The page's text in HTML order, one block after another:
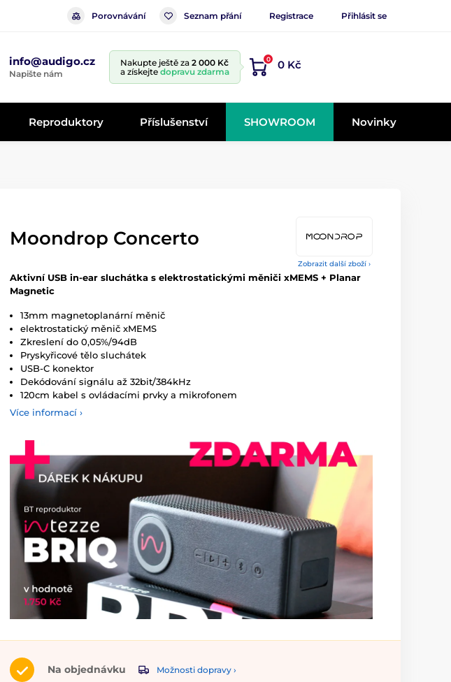
Porovnávání Seznam přání Registrace Přihlásit se
info@audigo.cz
Napište nám
Nakupte ještě za 2 000 Kč
a získejte dopravu zdarma
0 0 Kč
Reproduktory Příslušenství SHOWROOM Novinky
Zobrazit další zboží ›
Moondrop Concerto
Aktivní USB in-ear sluchátka s elektrostatickými měniči xMEMS + Planar
Magnetic
13mm magnetoplanární měnič
elektrostatický měnič xMEMS
Zkreslení do 0,05%/94dB
Pryskyřicové tělo sluchátek
USB-C konektor
Dekódování signálu až 32bit/384kHz
120cm kabel s ovládacími prvky a mikrofonem
Více informací ›
Na objednávku Možnosti dopravy ›